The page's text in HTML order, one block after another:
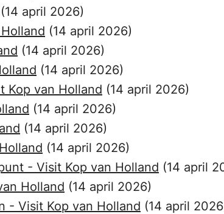
(14 april 2026)
(14 april 2026)
(14 april 2026)
(14 april 2026)
Kop van Holland (14 april 2026)
(14 april 2026)
(14 april 2026)
(14 april 2026)
- Visit Kop van Holland (14 april
Holland (14 april 2026)
- Visit Kop van Holland (14 april